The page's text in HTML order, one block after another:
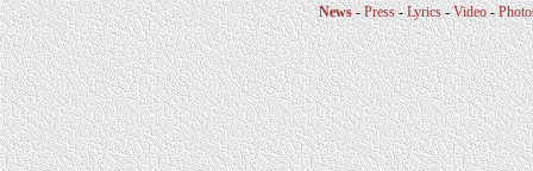
News-Press-Lyrics-Video-